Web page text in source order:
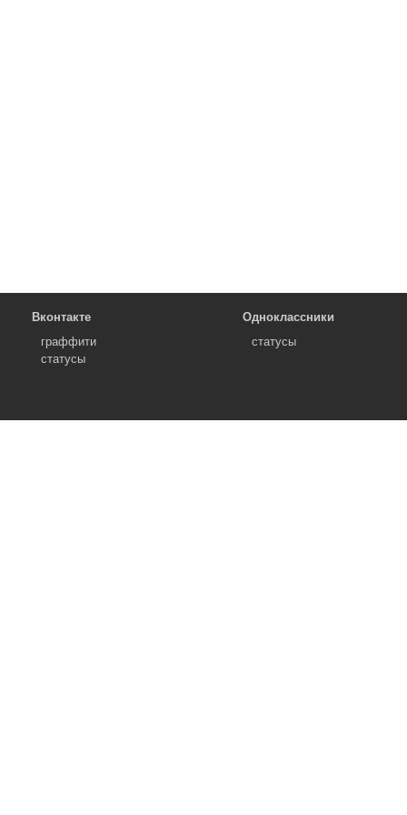
Вконтакте
граффити
статусы
Одноклассники
статусы